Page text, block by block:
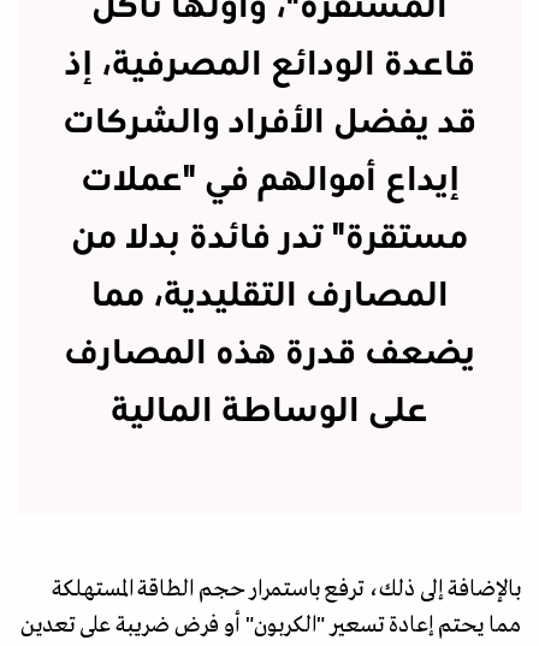
المستقرة"، وأولها تآكل
قاعدة الودائع المصرفية، إذ
قد يفضل الأفراد والشركات
إيداع أموالهم في "عملات
مستقرة" تدر فائدة بدلا من
المصارف التقليدية، مما
يضعف قدرة هذه المصارف
على الوساطة المالية
بالإضافة إلى ذلك، ترفع باستمرار حجم الطاقة المستهلكة
مما يحتم إعادة تسعير "الكربون" أو فرض ضريبة على تعدين